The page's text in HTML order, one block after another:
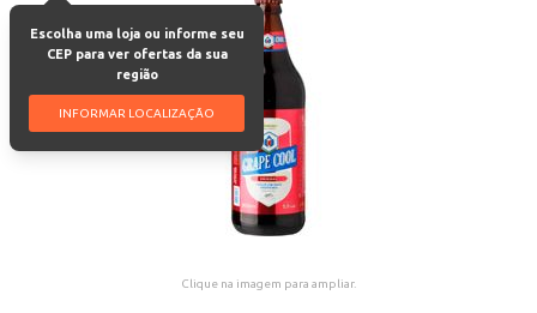
Escolha uma loja ou informe seu
CEP para ver ofertas da sua
região
INFORMAR LOCALIZAÇÃO
Clique na imagem para ampliar.